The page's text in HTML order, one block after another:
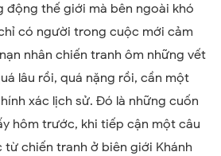
động thế giới mà bên ngoài khó
có người trong cuộc mới cảm
nhân chiến tranh ôm những vết
lâu rồi, quá nặng rồi, cần một
xác lịch sử. Đó là những cuốn
hôm trước, khi tiếp cận một câu
từ chiến tranh ở biên giới Khánh